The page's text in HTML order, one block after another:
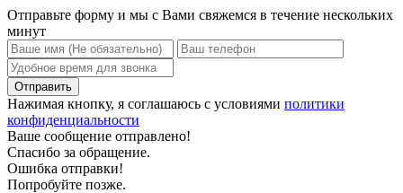
Отправьте форму и мы с Вами свяжемся в течение нескольких
минут
Нажимая кнопку, я соглашаюсь с условиями политики
конфиденциальности
Ваше сообщение отправлено!
Спасибо за обращение.
Ошибка отправки!
Попробуйте позже.